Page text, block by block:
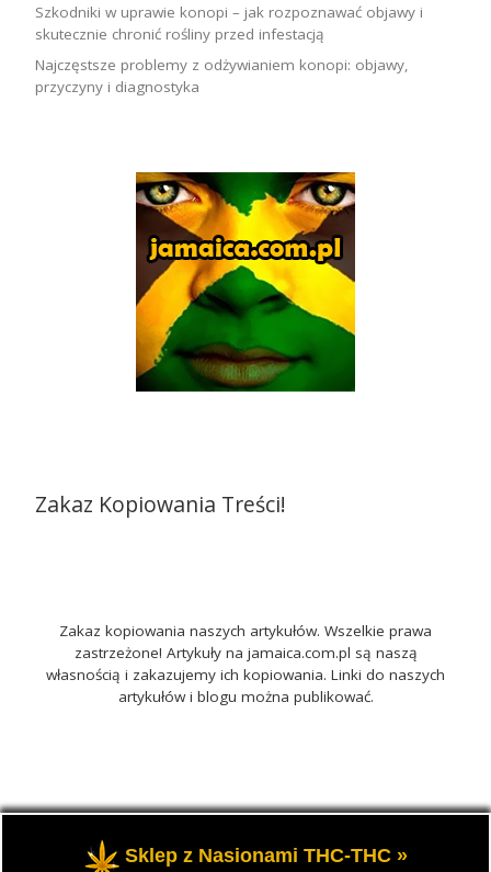
Szkodniki w uprawie konopi – jak rozpoznawać objawy i
skutecznie chronić rośliny przed infestacją
Najczęstsze problemy z odżywianiem konopi: objawy,
przyczyny i diagnostyka
Zakaz Kopiowania Treści!
Zakaz kopiowania naszych artykułów. Wszelkie prawa
zastrzeżone! Artykuły na jamaica.com.pl są naszą
własnością i zakazujemy ich kopiowania. Linki do naszych
artykułów i blogu można publikować.
© 2026 Jamaica.com.pl– Wszelkie prawa zastrzeżone
Portal o marihuanie THC i roślinach konopi CBD.
Sklep z Nasionami THC-THC »